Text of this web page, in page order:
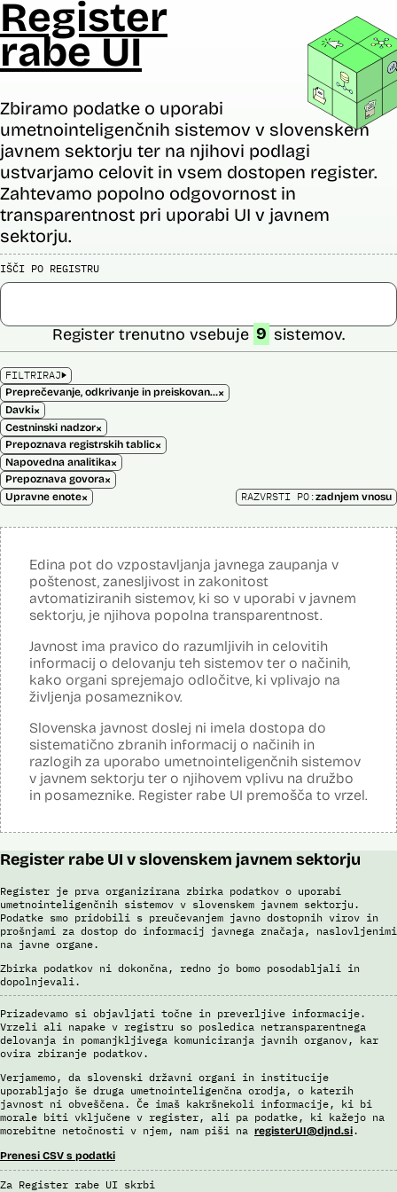
Register
rabe UI
Zbiramo podatke o uporabi
umetnointeligenčnih sistemov v slovenskem
javnem sektorju ter na njihovi podlagi
ustvarjamo celovit in vsem dostopen register.
Zahtevamo popolno odgovornost in
transparentnost pri uporabi UI v javnem
sektorju.
IŠČI PO REGISTRU
FILTRIRAJ
Preprečevanje, odkrivanje in preiskovanje kaznivih dejanj×
Davki×
Cestninski nadzor×
Prepoznava registrskih tablic×
Napovedna analitika×
Prepoznava govora×
Upravne enote×
Register trenutno vsebuje 9 sistemov.
RAZVRSTI PO:zadnjem vnosu
Edina pot do vzpostavljanja javnega zaupanja v
poštenost, zanesljivost in zakonitost
avtomatiziranih sistemov, ki so v uporabi v javnem
sektorju, je njihova popolna transparentnost.
Javnost ima pravico do razumljivih in celovitih
informacij o delovanju teh sistemov ter o načinih,
kako organi sprejemajo odločitve, ki vplivajo na
življenja posameznikov.
Slovenska javnost doslej ni imela dostopa do
sistematično zbranih informacij o načinih in
razlogih za uporabo umetnointeligenčnih sistemov
v javnem sektorju ter o njihovem vplivu na družbo
in posameznike. Register rabe UI premošča to vrzel.
Register rabe UI v slovenskem javnem sektorju
Register je prva organizirana zbirka podatkov o uporabi
umetnointeligenčnih sistemov v slovenskem javnem sektorju.
Podatke smo pridobili s preučevanjem javno dostopnih virov in
prošnjami za dostop do informacij javnega značaja, naslovljenimi
na javne organe.
Zbirka podatkov ni dokončna, redno jo bomo posodabljali in
dopolnjevali.
Prizadevamo si objavljati točne in preverljive informacije.
Vrzeli ali napake v registru so posledica netransparentnega
delovanja in pomanjkljivega komuniciranja javnih organov, kar
ovira zbiranje podatkov.
Verjamemo, da slovenski državni organi in institucije
uporabljajo še druga umetnointeligenčna orodja, o katerih
javnost ni obveščena. Če imaš kakršnekoli informacije, ki bi
morale biti vključene v register, ali pa podatke, ki kažejo na
morebitne netočnosti v njem, nam piši na registerUI@djnd.si.
Prenesi CSV s podatki
Za Register rabe UI skrbi